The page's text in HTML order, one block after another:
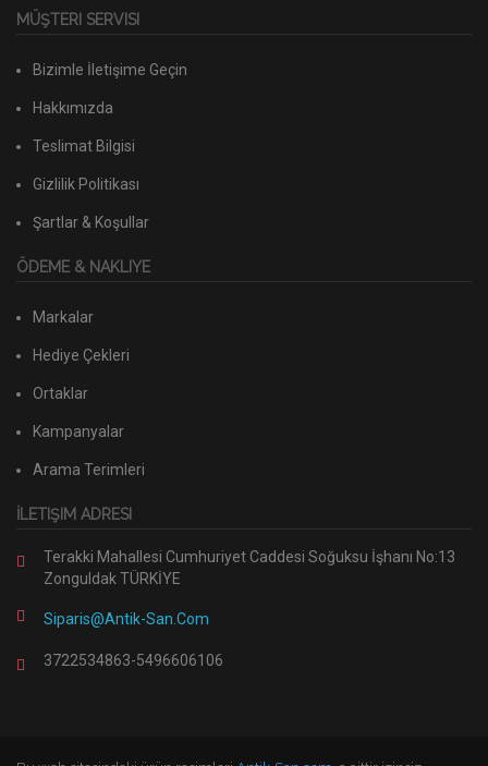
MÜŞTERI SERVISI
Bizimle İletişime Geçin
Hakkımızda
Teslimat Bilgisi
Gizlilik Politikası
Şartlar & Koşullar
ÖDEME & NAKLIYE
Markalar
Hediye Çekleri
Ortaklar
Kampanyalar
Arama Terimleri
İLETIŞIM ADRESI
Terakki Mahallesi Cumhuriyet Caddesi Soğuksu İşhanı No:13
Zonguldak TÜRKİYE
Siparis@antik-San.com
3722534863-5496606106